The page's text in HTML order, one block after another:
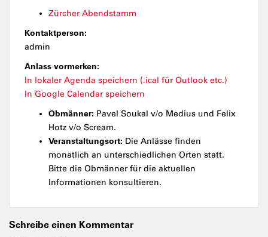
Zürcher Abendstamm
Kontaktperson:
admin
Anlass vormerken:
In lokaler Agenda speichern (.ical für Outlook etc.)
In Google Calendar speichern
Obmänner: Pavel Soukal v/o Medius und Felix
Hotz v/o Scream.
Veranstaltungsort: Die Anlässe finden
monatlich an unterschiedlichen Orten statt.
Bitte die Obmänner für die aktuellen
Informationen konsultieren.
Schreibe einen Kommentar